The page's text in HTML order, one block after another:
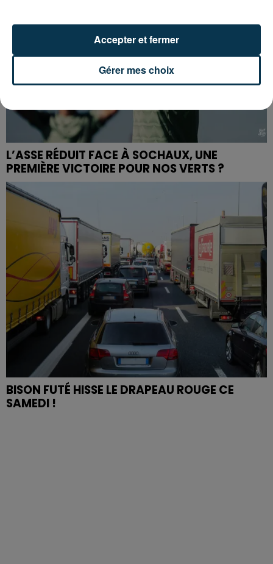
L’ASSE RÉDUIT FACE À SOCHAUX, UNE
PREMIÈRE VICTOIRE POUR NOS VERTS ?
BISON FUTÉ HISSE LE DRAPEAU ROUGE CE
SAMEDI !
Gérer mes choix
Accepter et fermer